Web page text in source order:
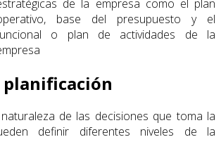
de la empresa como el plan
base del presupuesto y el
o plan de actividades de la
planificación
de las decisiones que toma la
definir diferentes niveles de la